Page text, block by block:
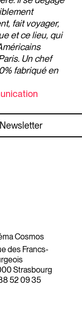
fait voyager,
et ce lieu, qui
Un chef
fabriqué en
Newsletter
Cosmos
des Francs-
Strasbourg
52 09 35